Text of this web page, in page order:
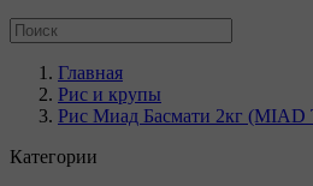
Главная
Рис и крупы
Рис Миад Басмати 2кг (MIAD
Категории